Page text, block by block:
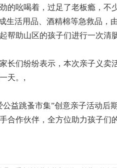
的吆喝着，过足了老板瘾，不
生活用品、酒精棉等急救品，
帮助山区的孩子们进行一次清
长们纷纷表示，本次亲子义卖
天。 ,
公益跳蚤市集”创意亲子活动后
合作伙伴，全方位助力孩子们